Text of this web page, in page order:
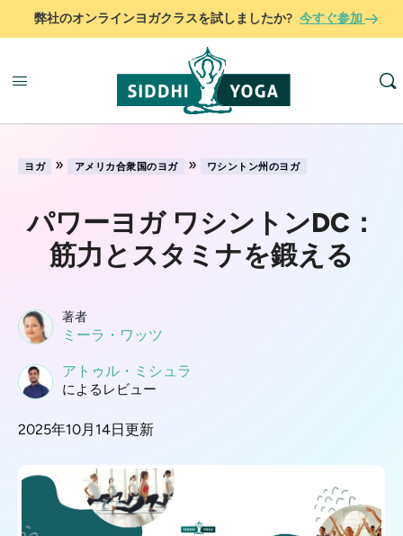
弊社のオンラインヨガクラスを試しましたか? 今すぐ参加
ヨガ » アメリカ合衆国のヨガ » ワシントン州のヨガ
パワーヨガ ワシントンDC：
筋力とスタミナを鍛える
著者
ミーラ・ワッツ
アトゥル・ミシュラ
によるレビュー
2025年10月14日更新